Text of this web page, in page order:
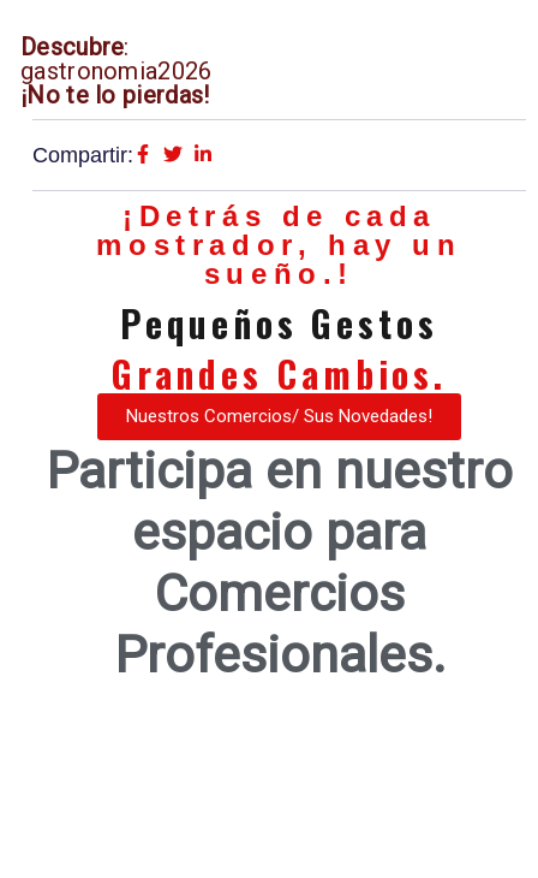
Descubre:
gastronomia2026
¡No te lo pierdas!
Compartir:
¡Detrás de cada
mostrador, hay un
sueño.!
Pequeños Gestos
Grandes Cambios.
Nuestros Comercios/ Sus Novedades!
Participa en nuestro
espacio para
Comercios
Profesionales.